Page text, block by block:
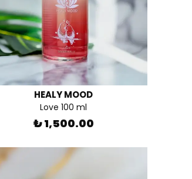
HEALY MOOD
Love 100 ml
₺ 1,500.00